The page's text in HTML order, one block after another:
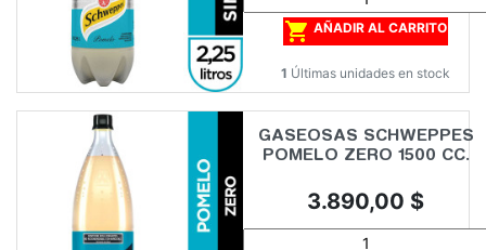
 AÑADIR AL CARRITO
1 Últimas unidades en stock
GASEOSAS SCHWEPPES
POMELO ZERO 1500 CC.
Precio
3.890,00 $